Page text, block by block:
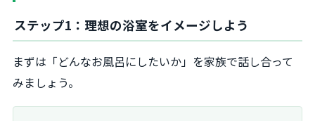
ステップ1：理想の浴室をイメージしよう
まずは「どんなお風呂にしたいか」を家族で話し合って
みましょう。